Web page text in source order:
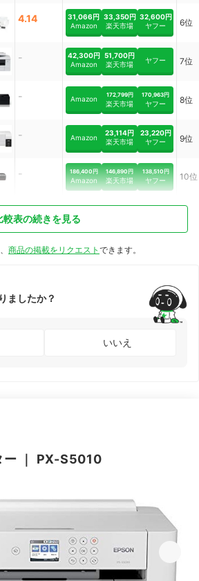
4.14
31,066円
Amazon
33,350円
楽天市場
32,600円
ヤフー
6位
-
42,300円
Amazon
51,700円
楽天市場
ヤフー 7位
- Amazon 172,799円
楽天市場
170,963円
ヤフー 8位
- Amazon
23,114円
楽天市場
23,220円
ヤフー
9位
- 186,400円
Amazon
146,890円
楽天市場
138,510円
ヤフー 10位
較表の続きを見る
商品の掲載をリクエスト できます。
ましたか？
いいえ
ー ｜ PX-S5010